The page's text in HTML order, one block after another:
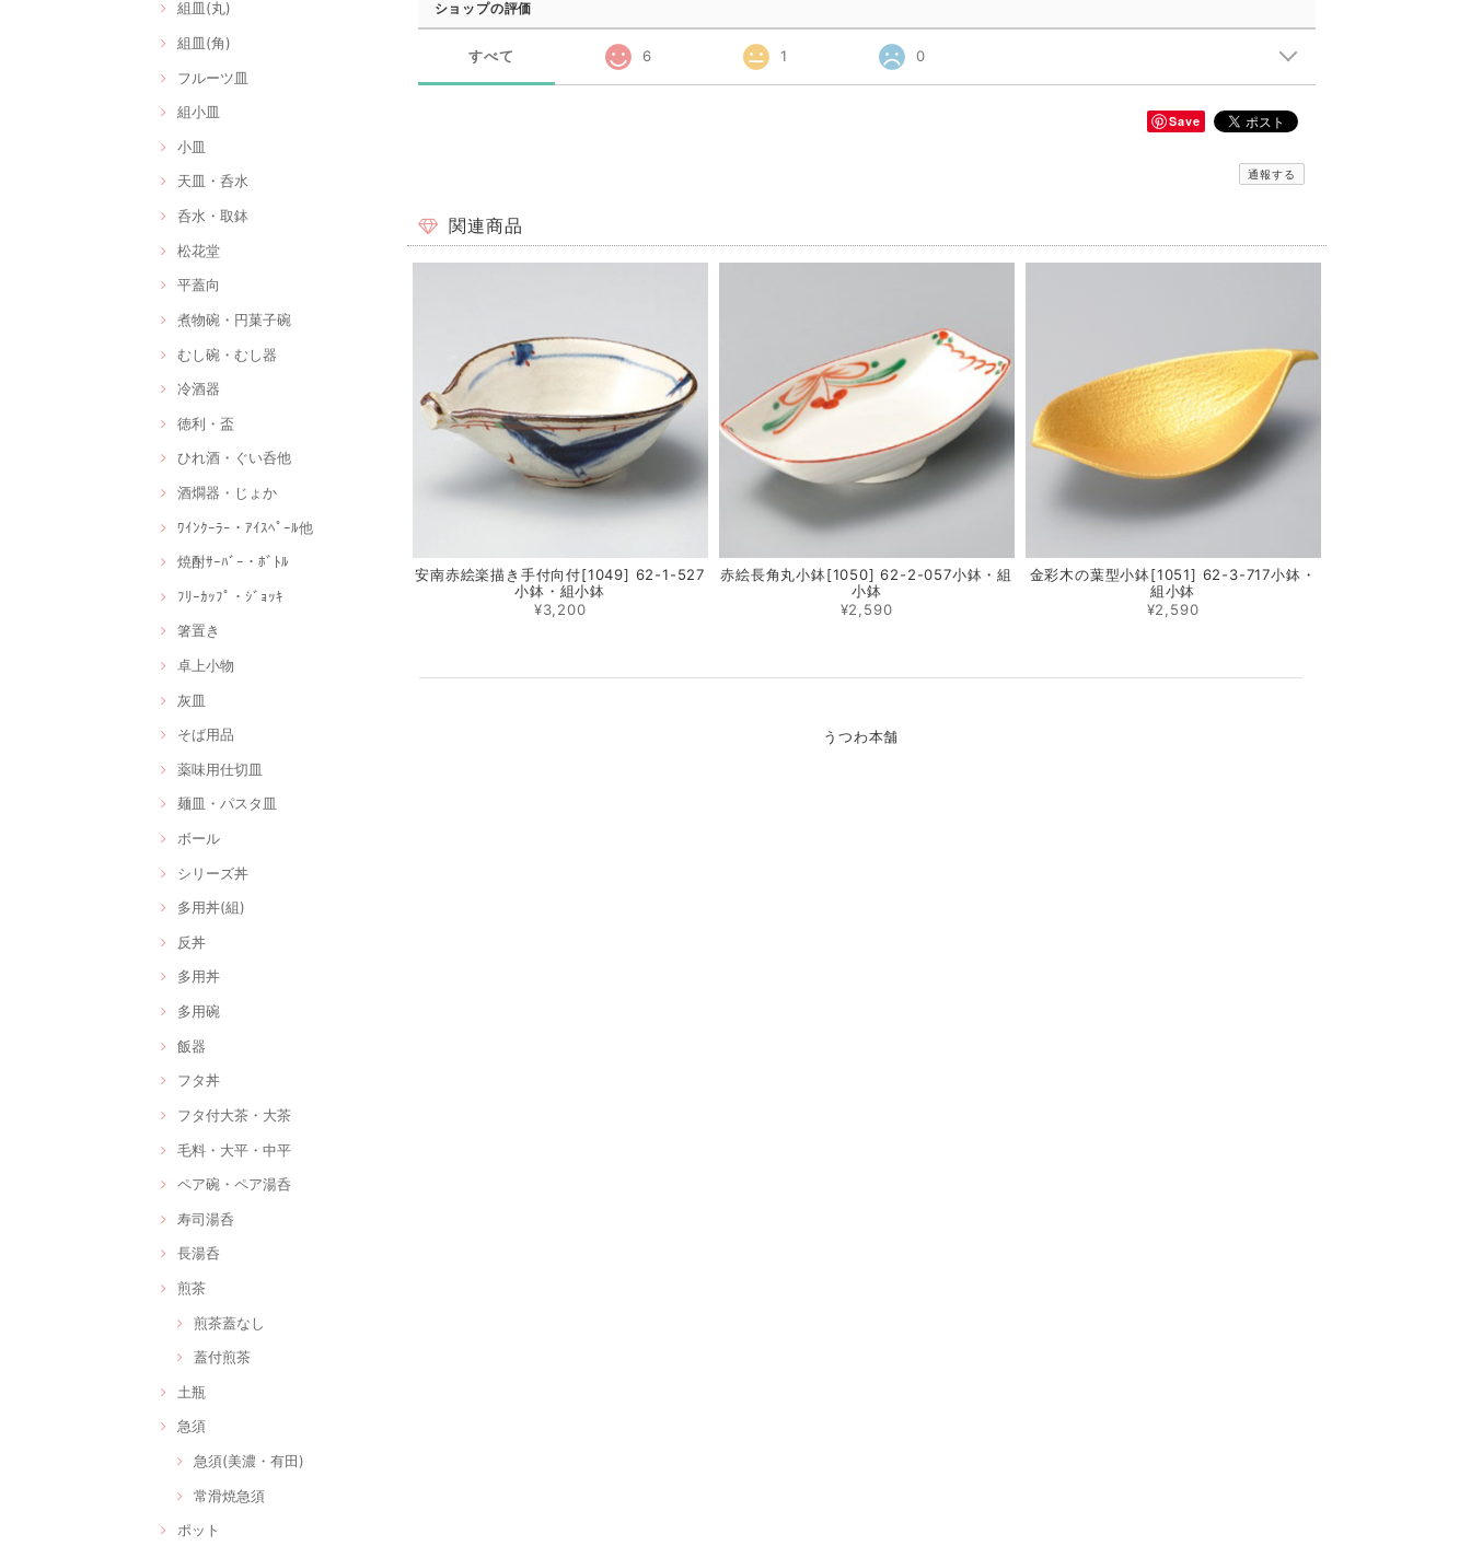
組皿(丸)
組皿(角)
フルーツ皿
組小皿
小皿
天皿・呑水
呑水・取鉢
松花堂
平蓋向
煮物碗・円菓子碗
むし碗・むし器
冷酒器
徳利・盃
ひれ酒・ぐい呑他
酒燗器・じょか
ﾜｲﾝｸｰﾗｰ・ｱｲｽﾍﾟｰﾙ他
焼酎ｻｰﾊﾞｰ・ﾎﾞﾄﾙ
ﾌﾘｰｶｯﾌﾟ・ｼﾞｮｯｷ
箸置き
卓上小物
灰皿
そば用品
薬味用仕切皿
麺皿・パスタ皿
ボール
シリーズ丼
多用丼(組)
反丼
多用丼
多用碗
飯器
フタ丼
フタ付大茶・大茶
毛料・大平・中平
ペア碗・ペア湯呑
寿司湯呑
長湯呑
煎茶
煎茶蓋なし
蓋付煎茶
土瓶
急須
急須(美濃・有田)
常滑焼急須
ポット
ショップの評価
すべて 6 1 0
Save
通報する
関連商品
安南赤絵楽描き手付向付[1049] 62-1-527
小鉢・組小鉢
¥3,200
赤絵長角丸小鉢[1050] 62-2-057小鉢・組
小鉢
¥2,590
金彩木の葉型小鉢[1051] 62-3-717小鉢・
組小鉢
¥2,590
うつわ本舗